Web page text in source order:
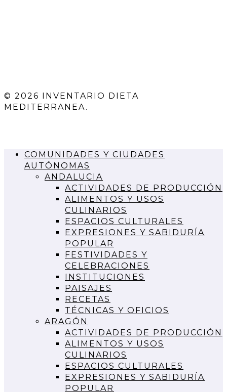
© 2026 INVENTARIO DIETA
MEDITERRANEA.
COMUNIDADES Y CIUDADES
AUTÓNOMAS
ANDALUCIA
ACTIVIDADES DE PRODUCCIÓN
ALIMENTOS Y USOS
CULINARIOS
ESPACIOS CULTURALES
EXPRESIONES Y SABIDURÍA
POPULAR
FESTIVIDADES Y
CELEBRACIONES
INSTITUCIONES
PAISAJES
RECETAS
TÉCNICAS Y OFICIOS
ARAGÓN
ACTIVIDADES DE PRODUCCIÓN
ALIMENTOS Y USOS
CULINARIOS
ESPACIOS CULTURALES
EXPRESIONES Y SABIDURÍA
POPULAR